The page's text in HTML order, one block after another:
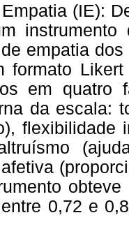
(IE):
empatia
formato
em quatro
da escala:
flexibilidade
0,72 e